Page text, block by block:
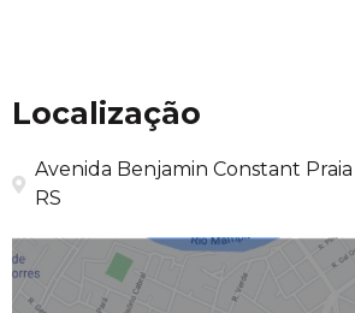
Localização
Avenida Benjamin Constant
RS